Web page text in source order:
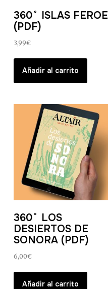
360˚ ISLAS FEROE
(PDF)
3,99€
Añadir al carrito
360˚ LOS
DESIERTOS DE
SONORA (PDF)
6,00€
Añadir al carrito